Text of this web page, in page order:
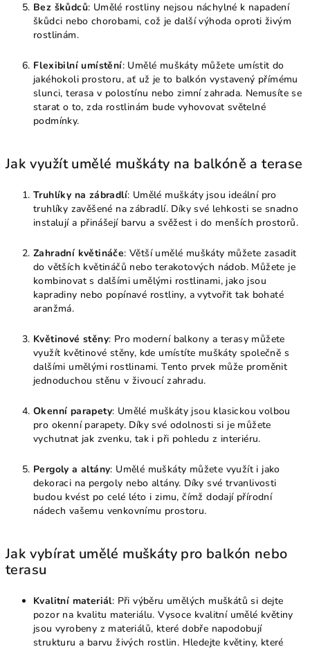
Bez škůdců: Umělé rostliny nejsou náchylné k napadení
škůdci nebo chorobami, což je další výhoda oproti živým
rostlinám.
Flexibilní umístění: Umělé muškáty můžete umístit do
jakéhokoli prostoru, ať už je to balkón vystavený přímému
slunci, terasa v polostínu nebo zimní zahrada. Nemusíte se
starat o to, zda rostlinám bude vyhovovat světelné
podmínky.
Jak využít umělé muškáty na balkóně a terase
Truhlíky na zábradlí: Umělé muškáty jsou ideální pro
truhlíky zavěšené na zábradlí. Díky své lehkosti se snadno
instalují a přinášejí barvu a svěžest i do menších prostorů.
Zahradní květináče: Větší umělé muškáty můžete zasadit
do větších květináčů nebo terakotových nádob. Můžete je
kombinovat s dalšími umělými rostlinami, jako jsou
kapradiny nebo popínavé rostliny, a vytvořit tak bohaté
aranžmá.
Květinové stěny: Pro moderní balkony a terasy můžete
využít květinové stěny, kde umístíte muškáty společně s
dalšími umělými rostlinami. Tento prvek může proměnit
jednoduchou stěnu v živoucí zahradu.
Okenní parapety: Umělé muškáty jsou klasickou volbou
pro okenní parapety. Díky své odolnosti si je můžete
vychutnat jak zvenku, tak i při pohledu z interiéru.
Pergoly a altány: Umělé muškáty můžete využít i jako
dekoraci na pergoly nebo altány. Díky své trvanlivosti
budou kvést po celé léto i zimu, čímž dodají přírodní
nádech vašemu venkovnímu prostoru.
Jak vybírat umělé muškáty pro balkón nebo
terasu
Kvalitní materiál: Při výběru umělých muškátů si dejte
pozor na kvalitu materiálu. Vysoce kvalitní umělé květiny
jsou vyrobeny z materiálů, které dobře napodobují
strukturu a barvu živých rostlin. Hledejte květiny, které